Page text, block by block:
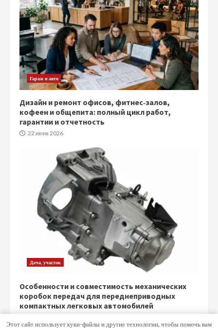
Гараж и авто
Дизайн и ремонт офисов, фитнес‑залов,
кофеен и общепита: полный цикл работ,
гарантии и отчетность
22 июня 2026
Дача, участок
Особенности и совместимость механических
коробок передач для переднеприводных
компактных легковых автомобилей
Этот сайт использует куки-файлы и другие технологии, чтобы помочь вам